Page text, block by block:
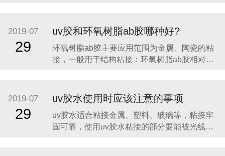
统的UV固化涂料主要由光引发剂、反应性低聚
物和活性稀释剂组成，涂膜可在紫外光的照射
下发生光交联反应而迅速固化。稀
2019-07
29
uv胶和环氧树脂ab胶哪种好?
环氧树脂ab胶主要应用范围为金属、陶瓷的粘
接，一般用于结构粘接：环氧树脂ab胶相对于
斤，操作方便，表面效果好。 uv胶主要应用范
围为玻璃、水晶、塑料的粘接，也可作为油
漆、涂料、油墨等的胶料使用。uv胶的主
2019-07
29
uv胶水使用时应该注意的事项
uv胶水适合粘接金属、塑料、玻璃等，粘接牢
固可靠，使用uv胶水粘接的部分要能被光线照